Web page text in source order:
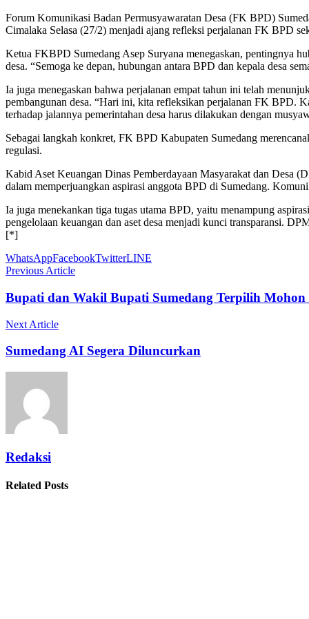
Forum Komunikasi Badan Permusyawaratan Desa (FK BPD)
Cimalaka Selasa (27/2) menjadi ajang refleksi perjalanan FK BPD
Ketua FKBPD Sumedang Asep Suryana menegaskan, pentingnya
desa. “Semoga ke depan, hubungan antara BPD dan kepala desa
Ia juga menegaskan bahwa perjalanan empat tahun ini telah
pembangunan desa. “Hari ini, kita refleksikan perjalanan FK BPD.
terhadap jalannya pemerintahan desa harus dilakukan dengan
Sebagai langkah konkret, FK BPD Kabupaten Sumedang
regulasi.
Kabid Aset Keuangan Dinas Pemberdayaan Masyarakat dan Desa
dalam memperjuangkan aspirasi anggota BPD di Sumedang.
Ia juga menekankan tiga tugas utama BPD, yaitu menampung
pengelolaan keuangan dan aset desa menjadi kunci transparansi.
[*]
WhatsAppFacebookTwitterLINE
Previous Article
Bupati dan Wakil Bupati Sumedang Terpilih
Next Article
Sumedang AI Segera Diluncurkan
Redaksi
Related Posts